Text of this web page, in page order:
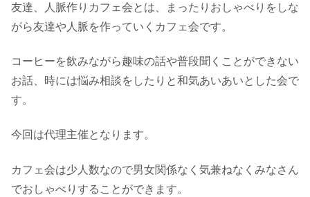
友達、人脈作りカフェ会とは、まったりおしゃべりをしな
がら友達や人脈を作っていくカフェ会です。
コーヒーを飲みながら趣味の話や普段聞くことができない
お話、時には悩み相談をしたりと和気あいあいとした会で
す。
今回は代理主催となります。
カフェ会は少人数なので男女関係なく気兼ねなくみなさん
でおしゃべりすることができます。